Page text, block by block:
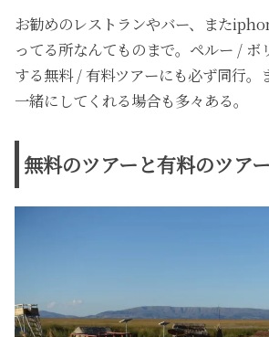
お勧めのレストランやバー、また
ってる所なんてものまで。ペルー / ボ
する無料 / 有料ツアーにも必ず同行。
一緒にしてくれる場合も多々ある。
無料のツアーと有料のツアー